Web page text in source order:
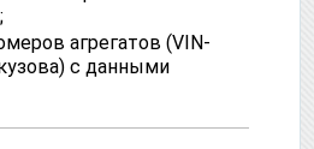
агрегатов (VIN-
с данными